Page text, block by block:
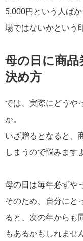
5,000円という人ば
場ではないかという
母の日に商
決め方
では、実際にどうや
か。
いざ贈るとなると、
しまうので悩みます
母の日は毎年必ずや
そのため、自分にと
ると、次の年からも
もあるかもしれませ